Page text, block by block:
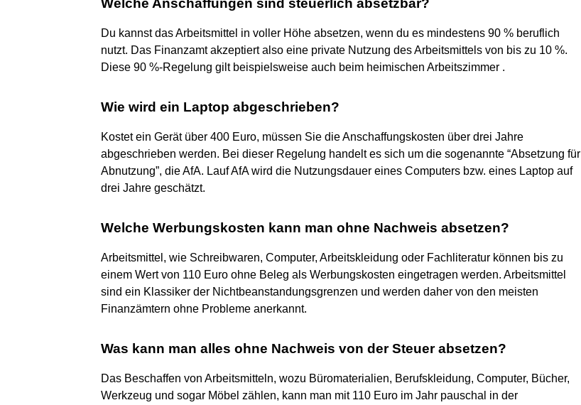
Du kannst das Arbeitsmittel in voller Höhe absetzen, wenn du es mindestens 90 % beruflich
nutzt. Das Finanzamt akzeptiert also eine private Nutzung des Arbeitsmittels von bis zu 10 %.
Diese 90 %-Regelung gilt beispielsweise auch beim heimischen Arbeitszimmer .
Wie wird ein Laptop abgeschrieben?
Kostet ein Gerät über 400 Euro, müssen Sie die Anschaffungskosten über drei Jahre
abgeschrieben werden. Bei dieser Regelung handelt es sich um die sogenannte “Absetzung für
Abnutzung”, die AfA. Lauf AfA wird die Nutzungsdauer eines Computers bzw. eines Laptop auf
drei Jahre geschätzt.
Welche Werbungskosten kann man ohne Nachweis absetzen?
Arbeitsmittel, wie Schreibwaren, Computer, Arbeitskleidung oder Fachliteratur können bis zu
einem Wert von 110 Euro ohne Beleg als Werbungskosten eingetragen werden. Arbeitsmittel
sind ein Klassiker der Nichtbeanstandungsgrenzen und werden daher von den meisten
Finanzämtern ohne Probleme anerkannt.
Was kann man alles ohne Nachweis von der Steuer absetzen?
Das Beschaffen von Arbeitsmitteln, wozu Büromaterialien, Berufskleidung, Computer, Bücher,
Werkzeug und sogar Möbel zählen, kann man mit 110 Euro im Jahr pauschal in der